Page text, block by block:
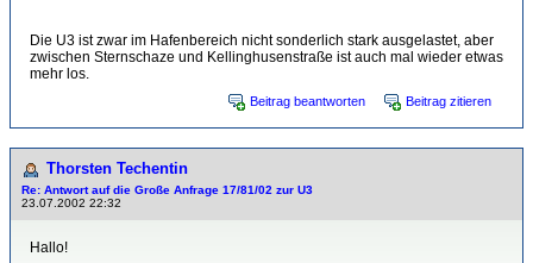
Die U3 ist zwar im Hafenbereich nicht sonderlich stark ausgelastet, aber
zwischen Sternschaze und Kellinghusenstraße ist auch mal wieder etwas
mehr los.
Beitrag beantworten Beitrag zitieren
Thorsten Techentin
Re: Antwort auf die Große Anfrage 17/81/02 zur U3
23.07.2002 22:32
Hallo!